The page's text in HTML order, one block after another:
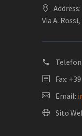
Address:
Via A.
Fax:
Email:
Sito